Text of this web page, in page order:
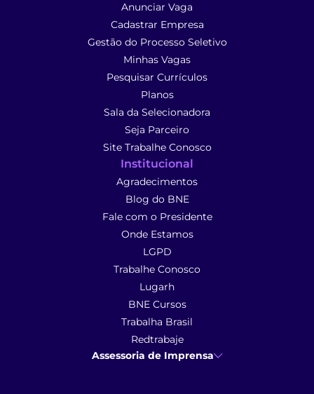
Anunciar Vaga
Cadastrar Empresa
Gestão do Processo Seletivo
Minhas Vagas
Pesquisar Currículos
Planos
Sala da Selecionadora
Seja Parceiro
Site Trabalhe Conosco
Institucional
Agradecimentos
Blog do BNE
Fale com o Presidente
Onde Estamos
LGPD
Trabalhe Conosco
Lugarh
BNE Cursos
Trabalha Brasil
Redtrabaje
Assessoria de Imprensa